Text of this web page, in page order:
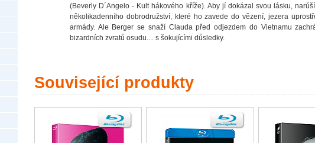
(Beverly D´Angelo - Kult hákového kříže). Aby jí dokázal svou lásku,
několikadenního dobrodružství, které ho zavede do vězení, jezera
armády. Ale Berger se snaží Clauda před odjezdem do Vietnamu
bizardních zvratů osudu.... s šokujícími důsledky.
Související produkty